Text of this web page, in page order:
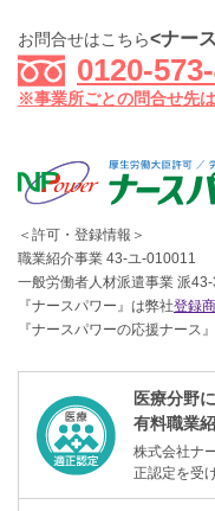
お問合せはこちら<ナー
0120-
※事業所ごとの問合せ先
＜許可・登録情報＞
職業紹介事業 43-ユ-010011
一般労働者人材派遣事業 派
『ナースパワー』は弊社登録
『ナースパワーの応援ナース
医療分野
有料職業
株式会社ナ
正認定を受